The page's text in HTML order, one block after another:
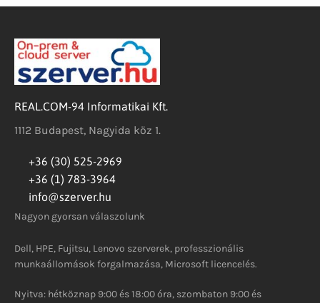
REAL.COM-94 Informatikai Kft.
1112 Budapest, Nagyida köz 1.
+36 (30) 525-2969
+36 (1) 783-3964
info@szerver.hu
Nagyon gyorsan válaszolunk
Dell, HPE, Fujitsu, Lenovo szerverek, professzionális
munkaállomások forgalmazása, Microsoft licencelés.
Nyitva: hétköznap 9:00 és 18:00 óra, szombaton 9:00 és